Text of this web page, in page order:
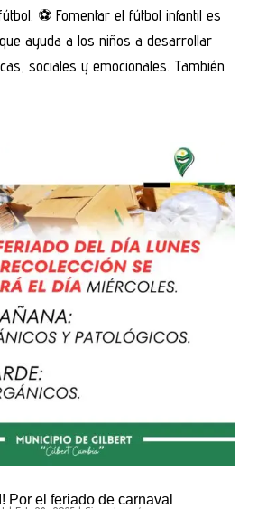
⚽ Fomentar el fútbol infantil es
ayuda a los niños a desarrollar
sociales y emocionales. También
el feriado de carnaval